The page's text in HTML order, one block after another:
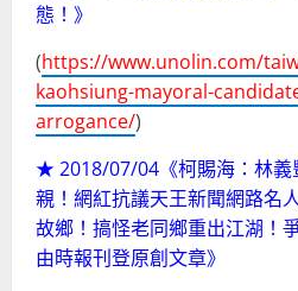
態！》
(https://www.unolin.com/
kaohsiung-mayoral-
arrogance/)
★ 2018/07/04《柯賜海：林義
親！網紅抗議天王新聞網路名
故鄉！搞怪老同鄉重出江湖！
由時報刊登原創文章》